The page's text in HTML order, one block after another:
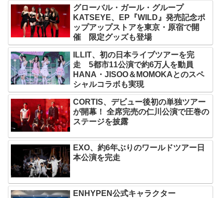
グローバル・ガール・グループ
KATSEYE、EP『WILD』発売記念ポ
ップアップストアを東京・原宿で開
催 限定グッズも登場
ILLIT、初の日本ライブツアーを完
走 5都市11公演で約6万人を動員
HANA・JISOO＆MOMOKAとのスペ
シャルコラボも実現
CORTIS、デビュー後初の単独ツアー
が開幕！ 全席完売の仁川公演で圧巻の
ステージを披露
EXO、約6年ぶりのワールドツアー日
本公演を完走
ENHYPEN公式キャラクター